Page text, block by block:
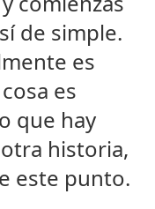
de simple.
es
es
que hay
historia,
este punto.